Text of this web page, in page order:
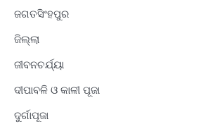
ଜଗତସିଂହପୁର
ଜିଲ୍ଲା
ଜୀବନଚର୍ଯ୍ୟା
ଦୀପାବଳି ଓ କାଳୀ ପୂଜା
ଦୁର୍ଗାପୂଜା